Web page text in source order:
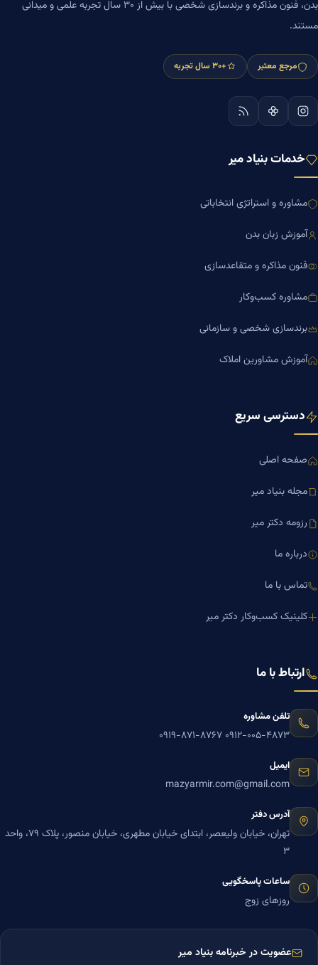
بدن، فنون مذاکره و برندسازی شخصی با بیش از ۳۰ سال تجربه علمی و میدانی
مستند.
مرجع معتبر +۳۰ سال تجربه
خدمات بنیاد میر
مشاوره و استراتژی انتخاباتی
آموزش زبان بدن
فنون مذاکره و متقاعدسازی
مشاوره کسب‌وکار
برندسازی شخصی و سازمانی
آموزش مشاورین املاک
دسترسی سریع
صفحه اصلی
مجله بنیاد میر
رزومه دکتر میر
درباره ما
تماس با ما
کلینیک کسب‌وکار دکتر میر
ارتباط با ما
تلفن مشاوره
۰۹۱۲-۰۰۵-۴۸۷۳ ۰۹۱۹-۸۷۱-۸۷۶۷
ایمیل
mazyarmir.com@gmail.com
آدرس دفتر
تهران، خیابان ولیعصر، ابتدای خیابان مطهری، خیابان منصور، پلاک ۷۹، واحد
۳
ساعات پاسخگویی
روزهای زوج
عضویت در خبرنامه بنیاد میر